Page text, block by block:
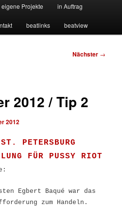
eigene Projekte in Auftrag
beatlinks beatview
Nächster →
2012 / Tip 2
2012
PETERSBURG
FÜR PUSSY RIOT
Egbert Baqué war das
zum Handeln.